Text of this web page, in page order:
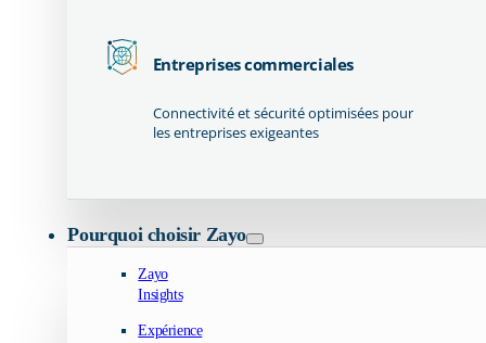
Entreprises commerciales
Connectivité et sécurité optimisées pour
les entreprises exigeantes
Pourquoi choisir Zayo
Zayo
Insights
Expérience